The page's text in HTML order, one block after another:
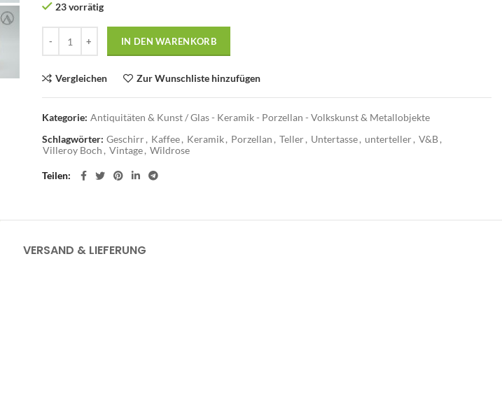
23 vorrätig
IN DEN WARENKORB
Vergleichen Zur Wunschliste hinzufügen
Kategorie: Antiquitäten & Kunst / Glas - Keramik - Porzellan - Volkskunst & Metallobjekte
Schlagwörter: Geschirr, Kaffee, Keramik, Porzellan , Teller, Untertasse, unterteller, V&B,
Villeroy Boch , Vintage, Wildrose
Teilen
VERSAND & LIEFERUNG